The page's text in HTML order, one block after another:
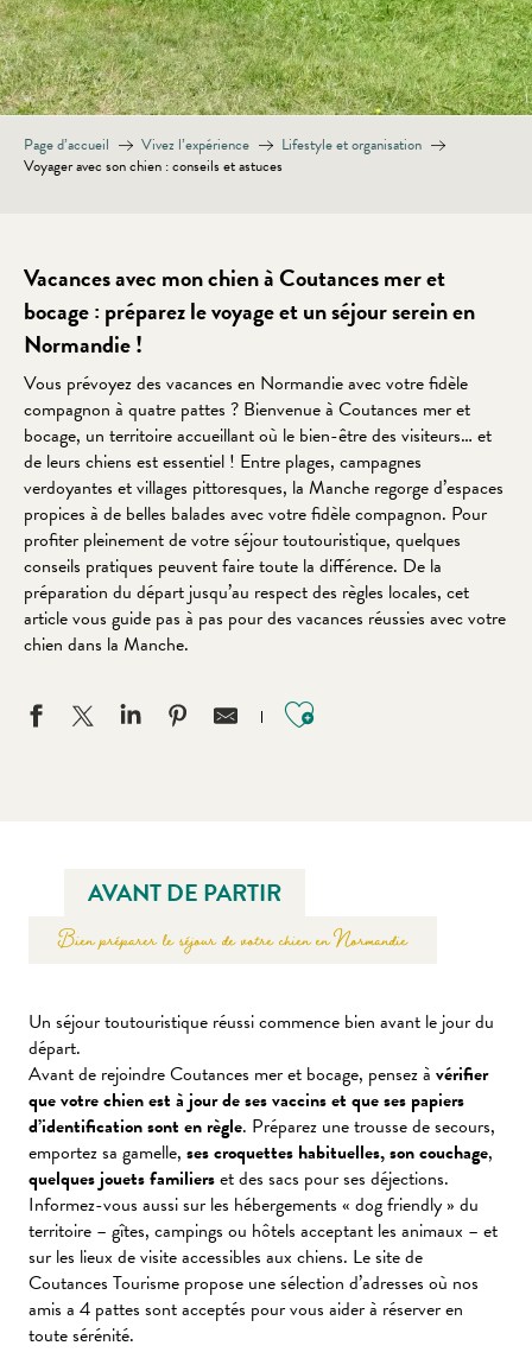
Page d’accueil Vivez l’expérience
Lifestyle et organisation
Voyager avec son chien : conseils et astuces
Vacances avec mon chien à Coutances mer et
bocage : préparez le voyage et un séjour serein en
Normandie !
Vous prévoyez des vacances en Normandie avec votre fidèle
compagnon à quatre pattes ? Bienvenue à Coutances mer et
bocage, un territoire accueillant où le bien-être des visiteurs… et
de leurs chiens est essentiel ! Entre plages, campagnes
verdoyantes et villages pittoresques, la Manche regorge d’espaces
propices à de belles balades avec votre fidèle compagnon. Pour
profiter pleinement de votre séjour toutouristique, quelques
conseils pratiques peuvent faire toute la différence. De la
préparation du départ jusqu’au respect des règles locales, cet
article vous guide pas à pas pour des vacances réussies avec votre
chien dans la Manche.
Ajouter aux
AVANT DE PARTIR
Bien préparer le séjour de votre chien en Normandie
Un séjour toutouristique réussi commence bien avant le jour du
départ.
Avant de rejoindre Coutances mer et bocage, pensez à vérifier
que votre chien est à jour de ses vaccins et que ses papiers
d’identification sont en règle. Préparez une trousse de secours,
emportez sa gamelle, ses croquettes habituelles, son couchage,
quelques jouets familierset des sacs pour ses déjections.
Informez-vous aussi sur les hébergements « dog friendly » du
territoire – gîtes, campings ou hôtels acceptant les animaux – et
sur les lieux de visite accessibles aux chiens. Le site de
Coutances Tourisme propose une sélection d’adresses où nos
amis a 4 pattes sont acceptés pour vous aider à réserver en
toute sérénité.